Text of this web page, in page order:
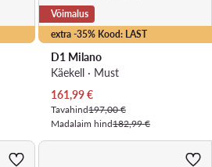
extra -35% Kood: LAST
Võimalus
D1 Milano
Käekell · Must
Praegune hind
161,99€
Tavahind197,00 €
Madalaim hind182,99 €